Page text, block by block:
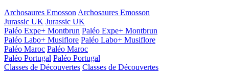
Archosaures Emosson Archosaures Emosson
Jurassic UK Jurassic UK
Paléo Expe+ Montbrun Paléo Expe+ Montbrun
Paléo Labo+ Musiflore Paléo Labo+ Musiflore
Paléo Maroc Paléo Maroc
Paléo Portugal Paléo Portugal
Classes de Découvertes Classes de Découvertes